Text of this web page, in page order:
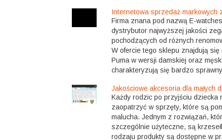
Internetowa sprzedaż markowych
Firma znana pod nazwą E-
dystrybutor najwyższej jakości
pochodzących od różnych
W ofercie tego sklepu znajdują
Puma w wersji damskiej oraz
charakteryzują się bardzo
Jakościowe akcesoria dla małych
Każdy rodzic po przyjściu dziecka
zaopatrzyć w sprzęty, które są
malucha. Jednym z rozwiązań,
szczególnie użyteczne, są
rodzaju produkty są dostępne w